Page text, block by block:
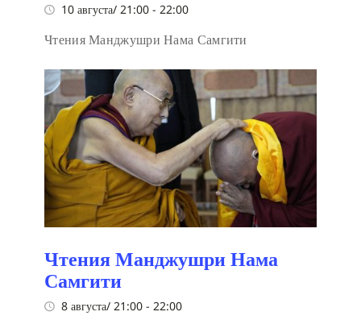
10 августа/ 21:00 - 22:00
Чтения Манджушри Нама Самгити
Чтения Манджушри Нама
Самгити
8 августа/ 21:00 - 22:00